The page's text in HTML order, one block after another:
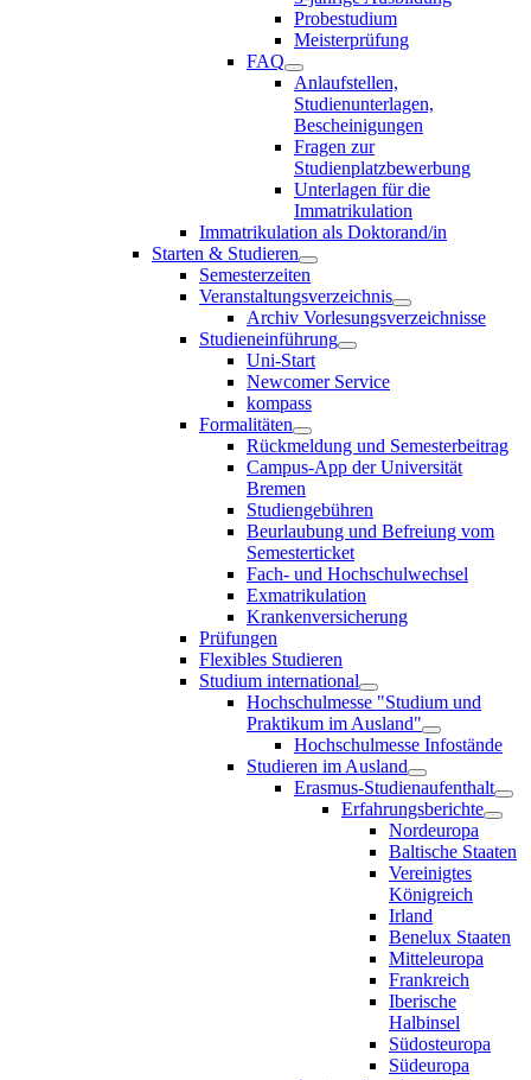
Probestudium
Meisterprüfung
FAQ
Anlaufstellen,
Studienunterlagen,
Bescheinigungen
Fragen zur
Studienplatzbewerbung
Unterlagen für die
Immatrikulation
Immatrikulation als Doktorand/in
Starten & Studieren
Semesterzeiten
Veranstaltungsverzeichnis
Archiv Vorlesungsverzeichnisse
Studieneinführung
Uni-Start
Newcomer Service
kompass
Formalitäten
Rückmeldung und Semesterbeitrag
Campus-App der Universität
Bremen
Studiengebühren
Beurlaubung und Befreiung vom
Semesterticket
Fach- und Hochschulwechsel
Exmatrikulation
Krankenversicherung
Prüfungen
Flexibles Studieren
Studium international
Hochschulmesse "Studium und
Praktikum im Ausland"
Hochschulmesse Infostände
Studieren im Ausland
Erasmus-Studienaufenthalt
Erfahrungsberichte
Nordeuropa
Baltische Staaten
Vereinigtes
Königreich
Irland
Benelux Staaten
Mitteleuropa
Frankreich
Iberische
Halbinsel
Südosteuropa
Südeuropa